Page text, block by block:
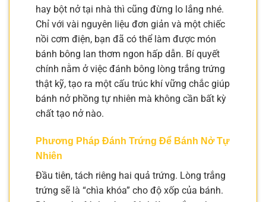
hay bột nở tại nhà thì cũng đừng lo lắng nhé.
Chỉ với vài nguyên liệu đơn giản và một chiếc
nồi cơm điện, bạn đã có thể làm được món
bánh bông lan thơm ngon hấp dẫn. Bí quyết
chính nằm ở việc đánh bông lòng trắng trứng
thật kỹ, tạo ra một cấu trúc khí vững chắc giúp
bánh nở phồng tự nhiên mà không cần bất kỳ
chất tạo nở nào.
Phương Pháp Đánh Trứng Để Bánh Nở Tự
Nhiên
Đầu tiên, tách riêng hai quả trứng. Lòng trắng
trứng sẽ là “chìa khóa” cho độ xốp của bánh.